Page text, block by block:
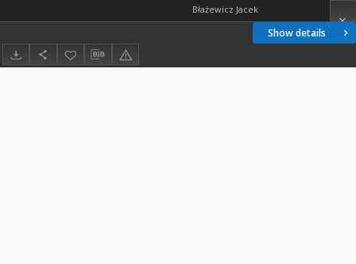
Show details
Błażewicz Jacek